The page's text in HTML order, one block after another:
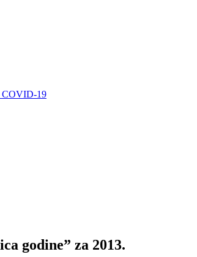
COVID-19
godine” za 2013.